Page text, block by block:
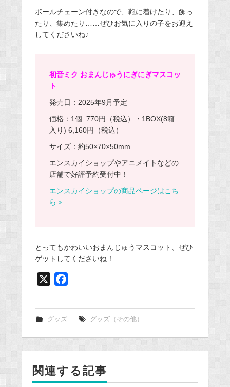
ボールチェーン付きなので、鞄に着けたり、飾っ
たり、集めたり……ぜひお気に入りの子をお迎え
してくださいね♪
初音ミク おまんじゅうにぎにぎマスコッ
ト
発売日：2025年9月予定
価格：1個 770円（税込）・1BOX(8箱
入り) 6,160円（税込）
サイズ：約50×70×50mm
エンスカイショップやアニメイトなどの
店舗で好評予約受付中！
エンスカイショップの商品ページはこち
ら＞
とってもかわいいおまんじゅうマスコット、ぜひ
ゲットしてくださいね！
k
グッズ グッズ（その他）
関連する記事